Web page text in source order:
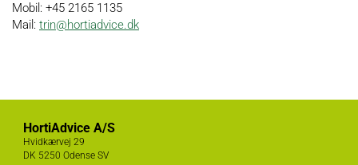
Mobil: +45 2165 1135
Mail: trin@hortiadvice.dk
HortiAdvice A/S
Hvidkærvej 29
DK 5250 Odense SV